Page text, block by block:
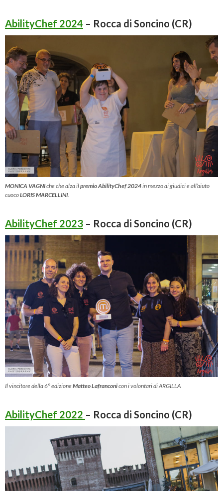
AbilityChef 2024 – Rocca di Soncino (CR)
MONICA VAGNIche che alza ilpremio AbilityChef 2024in mezzo ai giudici e all’aiuto
cuocoLORIS MARCELLINI.
AbilityChef 2023 – Rocca di Soncino (CR)
Il vincitore della 6° edizioneMatteo Lafranconicon i volontari di ARGILLA
AbilityChef 2022 – Rocca di Soncino (CR)